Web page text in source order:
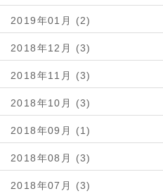
2019年01月 (2)
2018年12月 (3)
2018年11月 (3)
2018年10月 (3)
2018年09月 (1)
2018年08月 (3)
2018年07月 (3)